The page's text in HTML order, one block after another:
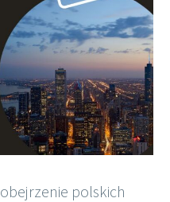
polskich